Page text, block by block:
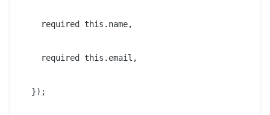
    required this.name,
    required this.email,
  });